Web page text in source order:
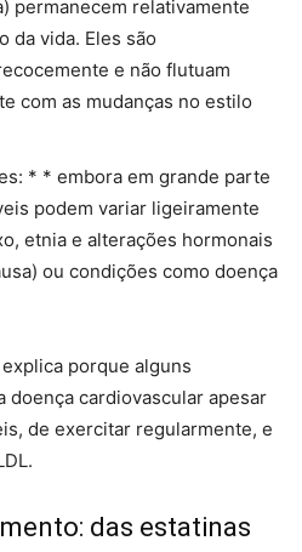
permanecem relativamente
da vida. Eles são
e não flutuam
com as mudanças no estilo
* * embora em grande parte
podem variar ligeiramente
etnia e alterações hormonais
ou condições como doença
porque alguns
doença cardiovascular apesar
de exercitar regularmente, e
das estatinas